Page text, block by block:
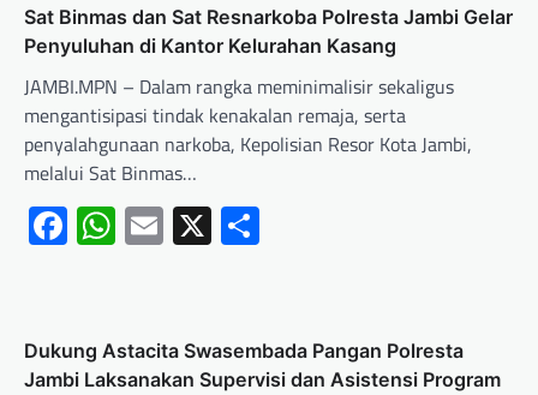
Sat Binmas dan Sat Resnarkoba Polresta Jambi Gelar
Penyuluhan di Kantor Kelurahan Kasang
JAMBI.MPN – Dalam rangka meminimalisir sekaligus
mengantisipasi tindak kenakalan remaja, serta
penyalahgunaan narkoba, Kepolisian Resor Kota Jambi,
melalui Sat Binmas…
Facebook
WhatsApp
Email
X
Dukung Astacita Swasembada Pangan Polresta
Jambi Laksanakan Supervisi dan Asistensi Program